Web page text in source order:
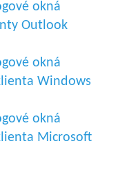
okná
Outlook
okná
Windows
okná
Microsoft